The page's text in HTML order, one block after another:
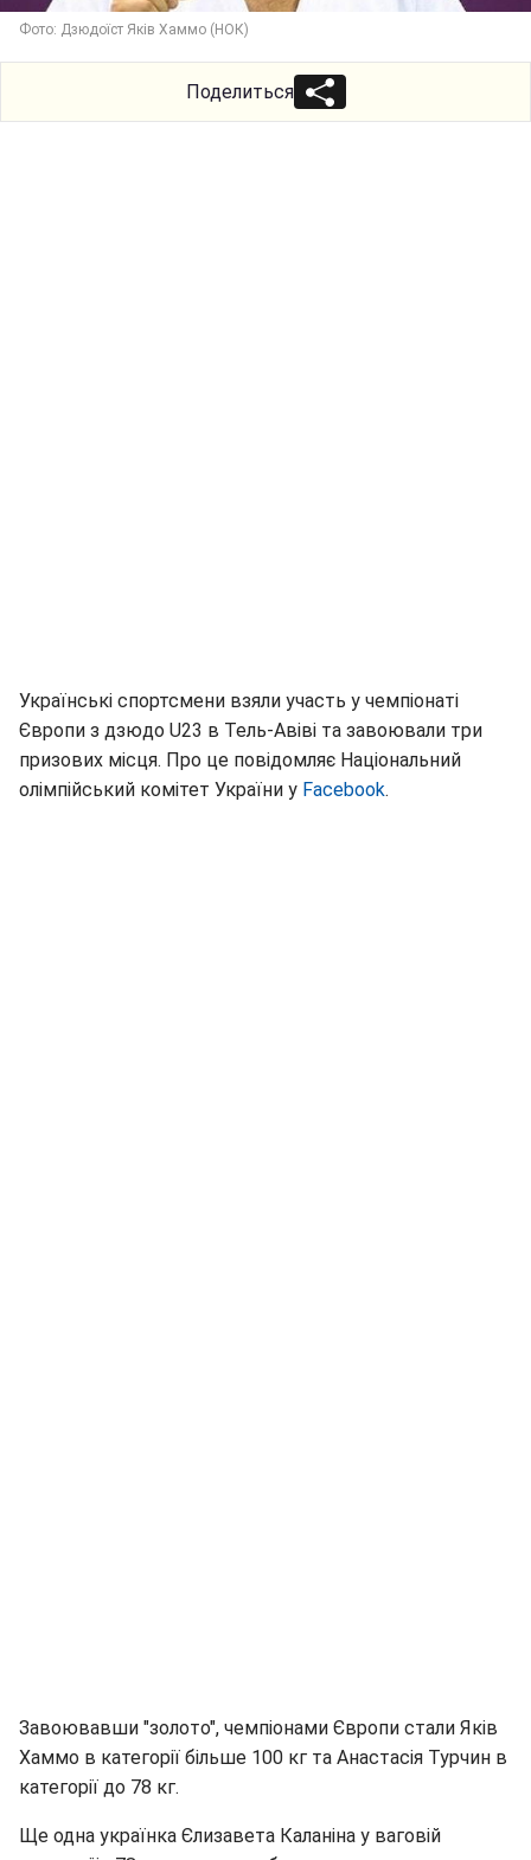
Фото: Дзюдоїст Яків Хаммо (НОК)
Поделиться
Українські спортсмени взяли участь у чемпіонаті
Європи з дзюдо U23 в Тель-Авіві та завоювали три
призових місця. Про це повідомляє Національний
олімпійський комітет України у Facebook.
Завоювавши "золото", чемпіонами Європи стали Яків
Хаммо в категорії більше 100 кг та Анастасія Турчин в
категорії до 78 кг.
Ще одна українка Єлизавета Каланіна у ваговій